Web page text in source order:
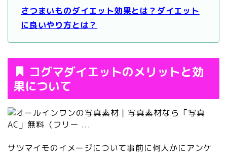
さつまいものダイエット効果とは？ダイエット
に良いやり方とは？
コグマダイエットのメリットと効
果について
サツマイモのイメージについて事前に何人かにアンケ